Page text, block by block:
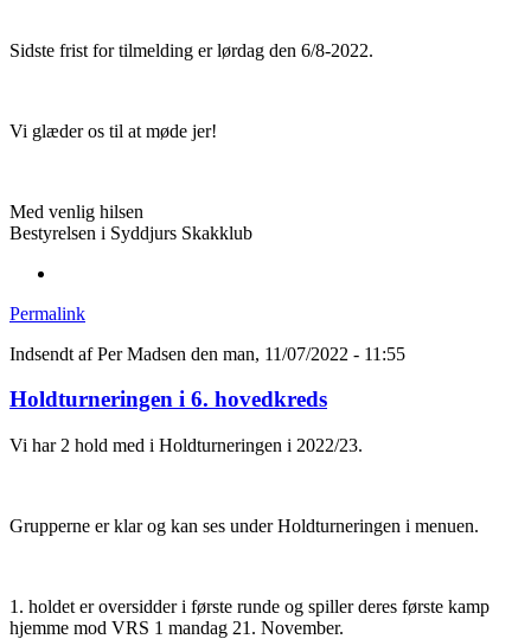
Sidste frist for tilmelding er lørdag den 6/8-2022.
Vi glæder os til at møde jer!
Med venlig hilsen
Bestyrelsen i Syddjurs Skakklub
Permalink
Indsendt afPer Madsen den man, 11/07/2022 - 11:55
Holdturneringen i 6. hovedkreds
Vi har 2 hold med i Holdturneringen i 2022/23.
Grupperne er klar og kan ses under Holdturneringen i menuen.
1. holdet er oversidder i første runde og spiller deres første kamp
hjemme mod VRS 1 mandag 21. November.